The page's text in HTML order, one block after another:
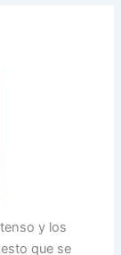
y los
que se